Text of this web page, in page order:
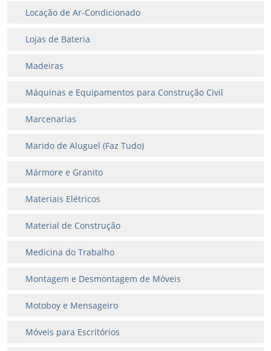
Locação de Ar-Condicionado
Lojas de Bateria
Madeiras
Máquinas e Equipamentos para Construção Civil
Marcenarias
Marido de Aluguel (Faz Tudo)
Mármore e Granito
Materiais Elétricos
Material de Construção
Medicina do Trabalho
Montagem e Desmontagem de Móveis
Motoboy e Mensageiro
Móveis para Escritórios